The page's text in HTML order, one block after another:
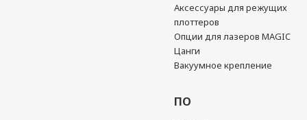
Аксессуары для режущих
плоттеров
Опции для лазеров MAGIC
Цанги
Вакуумное крепление
ПО